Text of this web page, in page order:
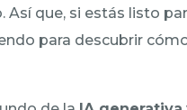
que, si estás listo
para descubrir